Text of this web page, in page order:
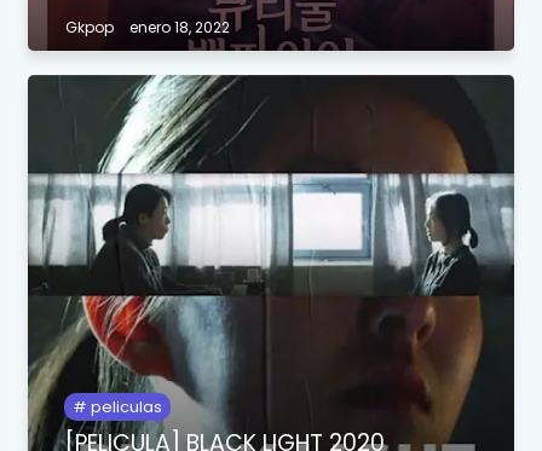
Gkpop enero 18, 2022
peliculas
[PELICULA] BLACK LIGHT 2020